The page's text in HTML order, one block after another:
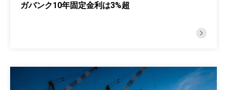
ガバンク10年固定金利は3%超